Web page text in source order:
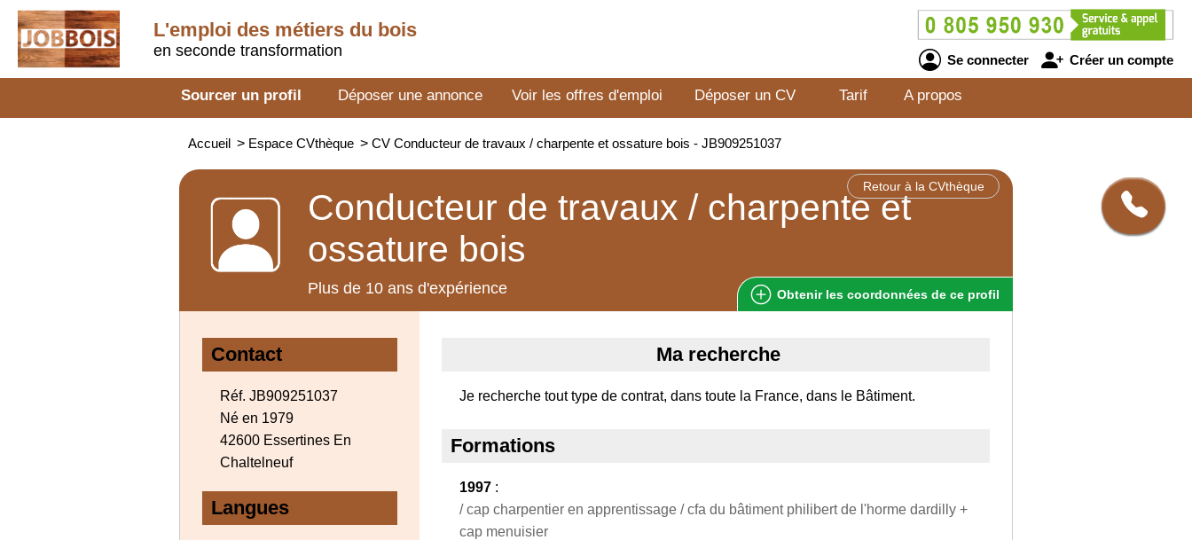
L'emploi des métiers du bois
en seconde transformation
Se connecter Créer un compte
Sourcer un profil Déposer une annonce Voir les offres d'emploi Déposer un CV Tarif A propos
Accueil > Espace CVthèque > CV Conducteur de travaux / charpente et ossature bois - JB909251037
Retour à la CVthèque
Conducteur de travaux / charpente et
ossature bois
Plus de 10 ans d'expérience Obtenir les coordonnées de ce profil
Contact
Réf. JB909251037
Né en 1979
42600 Essertines En
Chaltelneuf
Langues
Ma recherche
Je recherche tout type de contrat, dans toute la France, dans le Bâtiment.
Formations
1997 :
/ cap charpentier en apprentissage / cfa du bâtiment philibert de l'horme dardilly +
cap menuisier